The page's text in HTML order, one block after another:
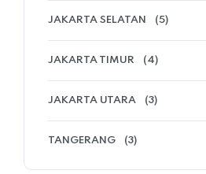
JAKARTA SELATAN (5)
JAKARTA TIMUR (4)
JAKARTA UTARA (3)
TANGERANG (3)